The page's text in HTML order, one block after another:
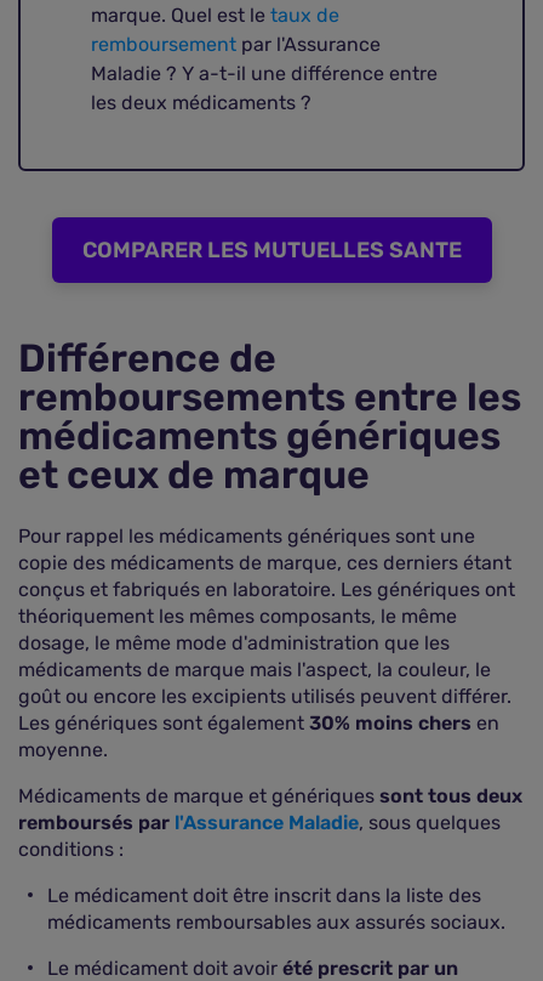
marque. Quel est le taux de
remboursement par l'Assurance
Maladie ? Y a-t-il une différence entre
les deux médicaments ?
COMPARER LES MUTUELLES SANTE
Différence de
remboursements entre les
médicaments génériques
et ceux de marque
Pour rappel les médicaments génériques sont une
copie des médicaments de marque, ces derniers étant
conçus et fabriqués en laboratoire. Les génériques ont
théoriquement les mêmes composants, le même
dosage, le même mode d'administration que les
médicaments de marque mais l'aspect, la couleur, le
goût ou encore les excipients utilisés peuvent différer.
Les génériques sont également 30% moins chers en
moyenne.
Médicaments de marque et génériques sont tous deux
remboursés par l'Assurance Maladie, sous quelques
conditions :
Le médicament doit être inscrit dans la liste des
médicaments remboursables aux assurés sociaux.
Le médicament doit avoir été prescrit par un